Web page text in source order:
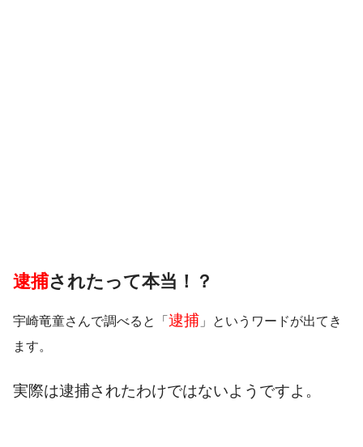
逮捕されたって本当！？
宇崎竜童さんで調べると「 逮捕 」というワードが出てき
ます。
実際は逮捕されたわけではないようですよ。